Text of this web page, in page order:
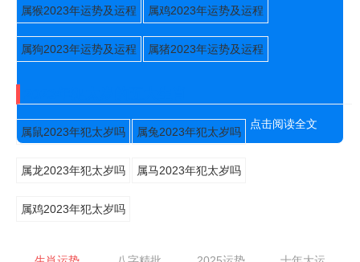
属猴2023年运势及运程 属鸡2023年运势及运程
属狗2023年运势及运程 属猪2023年运势及运程
属鼠2023年犯太岁吗 属兔2023年犯太岁吗
属龙2023年犯太岁吗 属马2023年犯太岁吗
属鸡2023年犯太岁吗
点击阅读全文